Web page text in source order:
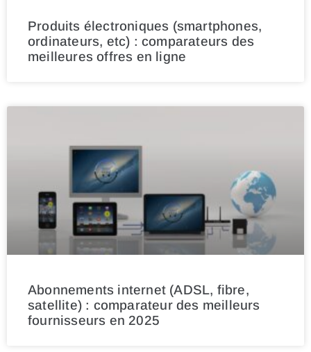
Produits électroniques (smartphones,
ordinateurs, etc) : comparateurs des
meilleures offres en ligne
Abonnements internet (ADSL, fibre,
satellite) : comparateur des meilleurs
fournisseurs en 2025